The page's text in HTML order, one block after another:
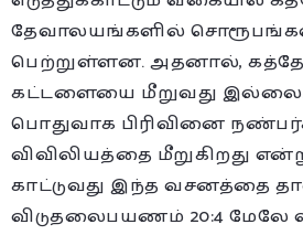
தேவாலயங்களில்
பெற்றுள்ளன. அதனால்,
கட்டளையை மீறுவது
பொதுவாக பிரிவினை
விவிலியத்தை மீறுகிறது
காட்டுவது இந்த வசனத்தை
விடுதலைபயணம் 20:4 மேலே